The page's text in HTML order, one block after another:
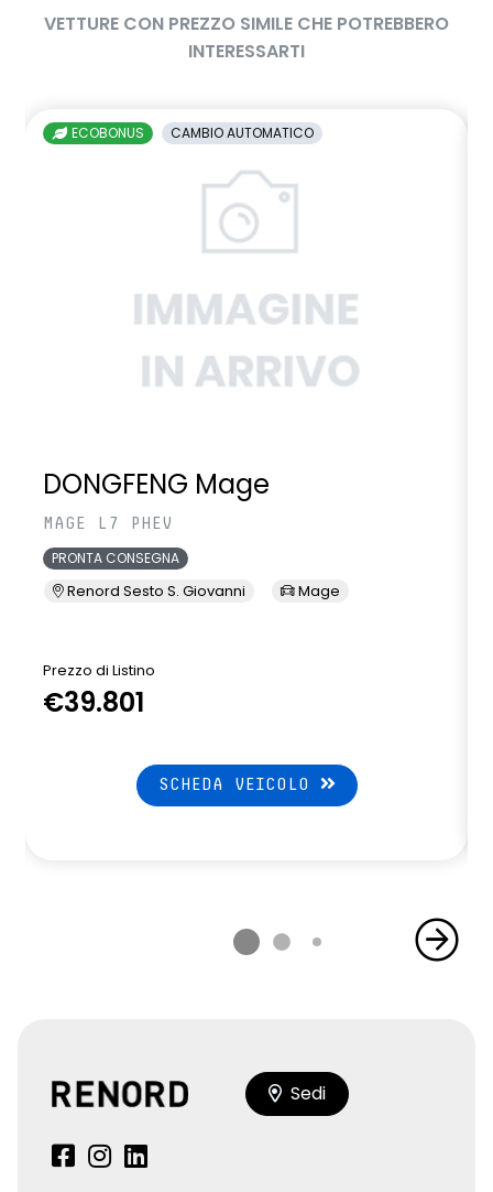
VETTURE CON PREZZO SIMILE CHE POTREBBERO
INTERESSARTI
ECOBONUS CAMBIO AUTOMATICO
DONGFENG Mage
MAGE L7 PHEV
PRONTA CONSEGNA
Renord Sesto S. Giovanni Mage
Prezzo di Listino
€39.801
SCHEDA VEICOLO
Sedi